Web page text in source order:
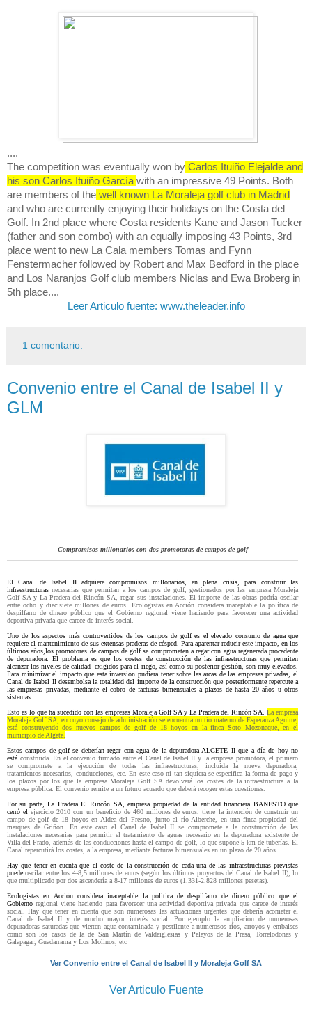
....
The competition was eventually won by Carlos Ituiño Elejalde and
his son Carlos Ituiño García with an impressive 49 Points. Both
are members of the well known La Moraleja golf club in Madrid
and who are currently enjoying their holidays on the Costa del
Golf. In 2nd place where Costa residents Kane and Jason Tucker
(father and son combo) with an equally imposing 43 Points, 3rd
place went to new La Cala members Tomas and Fynn
Fenstermacher followed by Robert and Max Bedford in the place
and Los Naranjos Golf club members Niclas and Ewa Broberg in
5th place....
Leer Articulo fuente: www.theleader.info
1 comentario:
Convenio entre el Canal de Isabel II y
GLM
Compromisos millonarios con dos promotoras de campos de golf
El Canal de Isabel II adquiere compromisos millonarios, en plena crisis, para construir las
infraestructurasnecesarias que permitan a los campos de golf, gestionados por las empresa Moraleja
Golf SA y La Pradera del Rincón SA, regar sus instalaciones. El importe de las obras podría oscilar
entre ocho y diecisiete millones de euros. Ecologistas en Acción considera inaceptable la política de
despilfarro de dinero público que el Gobierno regional viene haciendo para favorecer una actividad
deportiva privada que carece de interés social.
Uno de los aspectos más controvertidos de los campos de golf es el elevado consumo de agua que
requiere el mantenimiento de sus extensas praderas de césped. Para aparentar reducir este impacto, en los
últimos años,los promotores de campos de golf se comprometen a regar con agua regenerada procedente
de depuradora. El problema es que los costes de construcción de las infraestructuras que permiten
alcanzar los niveles de calidad exigidos para el riego, así como su posterior gestión, son muy elevados.
Para minimizar el impacto que esta inversión pudiera tener sobre las arcas de las empresas privadas, el
Canal de Isabel II desembolsa la totalidad del importe de la construcción que posteriormente repercute a
las empresas privadas, mediante el cobro de facturas bimensuales a plazos de hasta 20 años u otros
sistemas.
Esto es lo que ha sucedido con las empresas Moraleja Golf SA y La Pradera del Rincón SA.
La empresa
Moraleja Golf SA, en cuyo consejo de administración se encuentra un tío materno de Esperanza Aguirre,
está construyendo dos nuevos campos de golf de 18 hoyos en la finca Soto Mozonaque, en el
municipio de Algete.
Estos campos de golf se deberían regar con agua de la depuradora ALGETE II que a día de hoy no
está construida. En el convenio firmado entre el Canal de Isabel II y la empresa promotora, el primero
se compromete a la ejecución de todas las infraestructuras, incluida la nueva depuradora,
tratamientos necesarios, conducciones, etc. En este caso ni tan siquiera se especifica la forma de pago y
los plazos por los que la empresa Moraleja Golf SA devolverá los costes de la infraestructura a la
empresa pública. El convenio remite a un futuro acuerdo que deberá recoger estas cuestiones.
Por su parte, La Pradera El Rincón SA, empresa propiedad de la entidad financiera BANESTO que
cerró elejercicio 2010 con un beneficio de 460 millones de euros, tiene la intención de construir un
campo de golf de18 hoyos en Aldea del Fresno, junto al río Alberche, en una finca propiedad del
marqués de Griñón. En estecaso el Canal de Isabel II se compromete a la construcción de las
instalaciones necesarias para permitir el tratamiento de aguas necesario en la depuradora existente de
Villa del Prado, además de las conducciones hasta el campo de golf, lo que supone 5 km de tuberías. El
Canal repercutirá los costes, a la empresa, mediante facturas bimensuales en un plazo de 20 años.
Hay que tener en cuenta que el coste de la construcción de cada una de las infraestructuras previstas
puedeoscilar entre los 4-8,5 millones de euros (según los últimos proyectos del Canal de Isabel II), lo
que multiplicado por dos ascendería a 8-17 millones de euros (1.331-2.828 millones pesetas).
Ecologistas en Acción considera inaceptable la política de despilfarro de dinero público que el
Gobiernoregional viene haciendo para favorecer una actividad deportiva privada que carece de interés
social. Hay quetener en cuenta que son numerosas las actuaciones urgentes que debería acometer el
Canal de Isabel II y de mucho mayor interés social. Por ejemplo la ampliación de numerosas
depuradoras saturadas que vierten aguacontaminada y pestilente a numerosos ríos, arroyos y embalses
como son los casos de la de San Martín de Valdeiglesias y Pelayos de la Presa, Torrelodones y
Galapagar, Guadarrama y Los Molinos, etc
Ver Convenio entre el Canal de Isabel II y Moraleja Golf SA
Ver Articulo Fuente